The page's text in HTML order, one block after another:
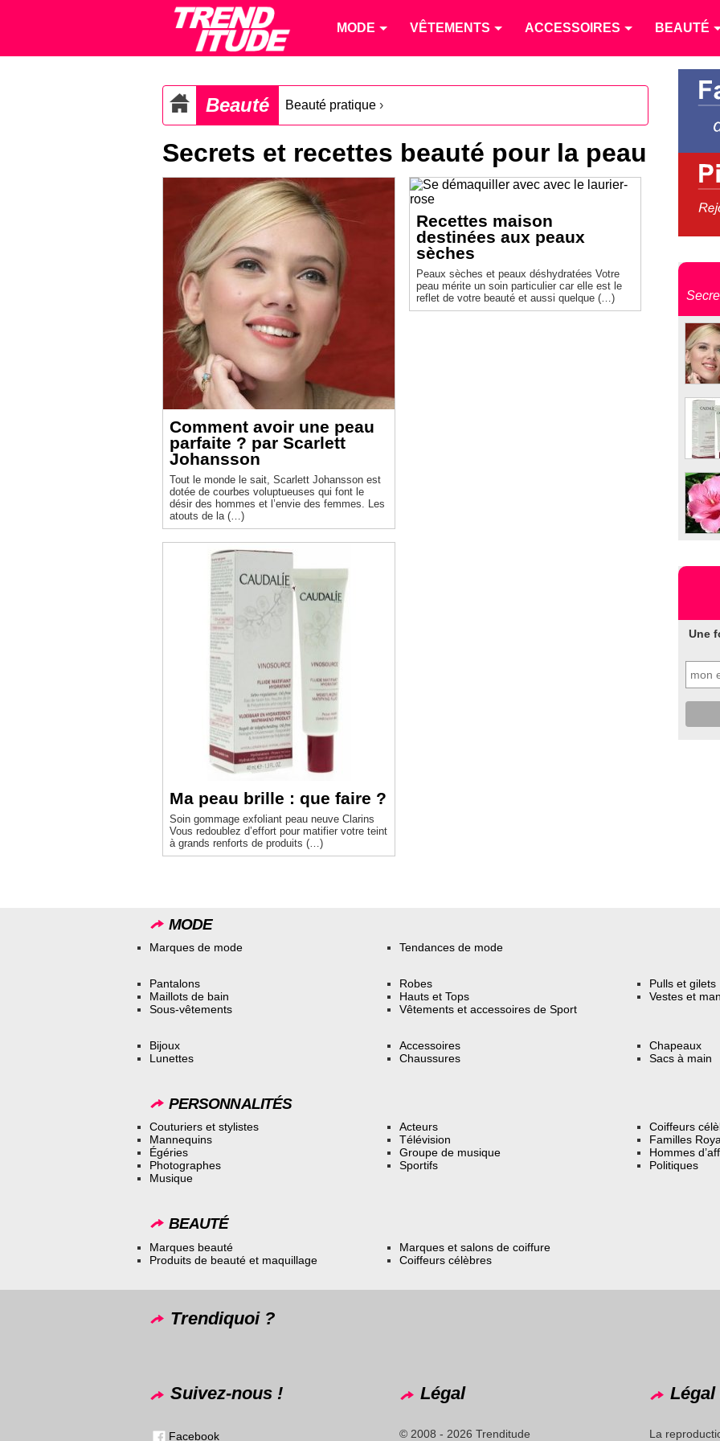
MODE VÊTEMENTS ACCESSOIRES BEAUTÉ
Beauté Beauté pratique ›
Secrets et recettes beauté pour la peau
Comment avoir une peau
parfaite ? par Scarlett
Johansson
Tout le monde le sait, Scarlett Johansson est
dotée de courbes voluptueuses qui font le
désir des hommes et l’envie des femmes. Les
atouts de la (…)
Ma peau brille : que faire ?
Soin gommage exfoliant peau neuve Clarins
Vous redoublez d’effort pour matifier votre teint
à grands renforts de produits (…)
Recettes maison
destinées aux peaux
sèches
Peaux sèches et peaux déshydratées Votre
peau mérite un soin particulier car elle est le
reflet de votre beauté et aussi quelque (…)
Une
MODE
Marques de mode Tendances de mode
Pantalons
Maillots de bain
Sous-vêtements
Robes
Hauts et Tops
Vêtements et accessoires de Sport
Pulls et gilets
Vestes et
Bijoux
Lunettes
Accessoires
Chaussures
Chapeaux
Sacs à main
PERSONNALITÉS
Couturiers et stylistes
Mannequins
Égéries
Photographes
Musique
Acteurs
Télévision
Groupe de musique
Sportifs
Coiffeurs
Familles
Hommes
Politiques
BEAUTÉ
Marques beauté
Produits de beauté et maquillage
Marques et salons de coiffure
Coiffeurs célèbres
Trendiquoi ?
Suivez-nous !
Facebook
Légal
© 2008 - 2026 Trenditude
Légal
La